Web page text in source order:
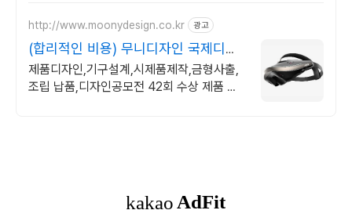
http://www.moonydesign.co.kr 광고
(합리적인 비용) 무니디자인 국제디자
인어워드 레드닷 수상
제품디자인,기구설계,시제품제작,금형사출,
조립 납품,디자인공모전 42회 수상 제품 개